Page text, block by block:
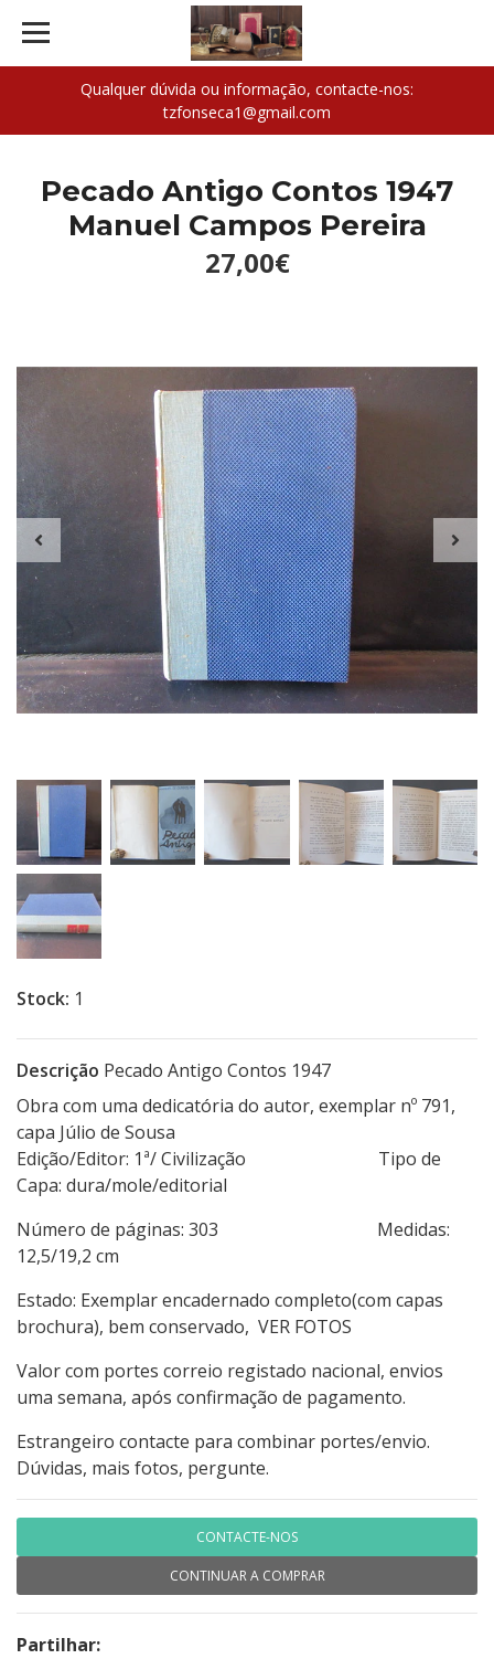
Qualquer dúvida ou informação, contacte-nos:
tzfonseca1@gmail.com
Pecado Antigo Contos 1947
Manuel Campos Pereira
27,00€
Stock: 1
Descrição Pecado Antigo Contos 1947
Obra com uma dedicatória do autor, exemplar nº 791,
capa Júlio de Sousa
Edição/Editor: 1ª/ Civilização Tipo de
Capa: dura/mole/editorial
Número de páginas: 303 Medidas:
12,5/19,2 cm
Estado: Exemplar encadernado completo(com capas
brochura), bem conservado, VER FOTOS
Valor com portes correio registado nacional, envios
uma semana, após confirmação de pagamento.
Estrangeiro contacte para combinar portes/envio.
Dúvidas, mais fotos, pergunte.
CONTACTE-NOS
CONTINUAR A COMPRAR
Partilhar: